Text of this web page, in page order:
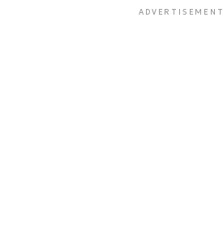
ADVERTISEMENT